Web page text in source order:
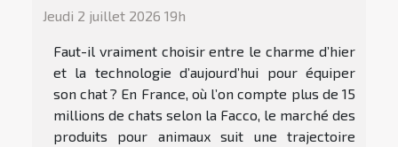
Jeudi 2 juillet 2026 19h
Faut-il vraiment choisir entre le charme d’hier
et la technologie d’aujourd’hui pour équiper
son chat ? En France, où l’on compte plus de 15
millions de chats selon la Facco, le marché des
produits pour animaux suit une trajectoire